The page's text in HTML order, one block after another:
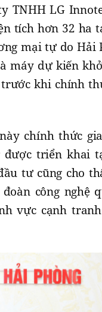
TNHH LG
tích hơn 32 ha
mại tự do Hải
máy dự kiến
khi chính
chính thức
được triển khai
tư cũng cho
công nghệ
vực cạnh